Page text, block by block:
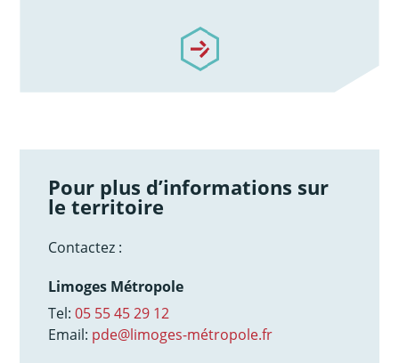
/notre-accompagnement
Pour plus d’informations sur
le territoire
Contactez :
Limoges Métropole
Tel:05 55 45 29 12
Email: pde@limoges-métropole.fr